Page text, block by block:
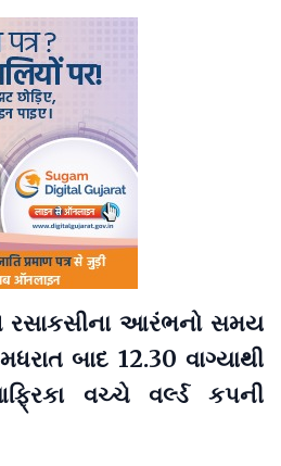
રસાકસીના આરંભનો સમય
બાદ 12.30 વાગ્યાથી
વચ્ચે વર્લ્ડ કપની